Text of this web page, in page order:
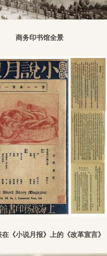
商务印书馆全景
《小说月报》上的《改革宣言》